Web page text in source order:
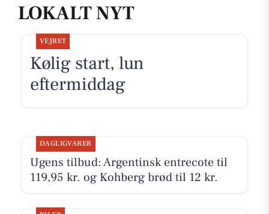
LOKALT NYT
VEJRET
Kølig start, lun
eftermiddag
DAGLIGVARER
Ugens tilbud: Argentinsk entrecote til
119,95 kr. og Kohberg brød til 12 kr.